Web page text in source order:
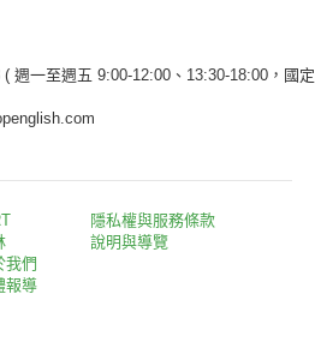
( 週一至週五 9:00-12:00、13:30-18:00，國定
我們
報導
隱私權與服務條款
說明與導覽